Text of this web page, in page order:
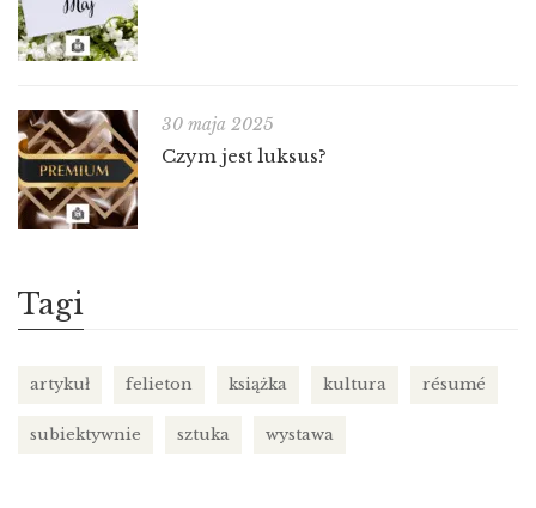
30 maja 2025
Czym jest luksus?
Tagi
artykuł felieton książka kultura résumé
subiektywnie sztuka wystawa